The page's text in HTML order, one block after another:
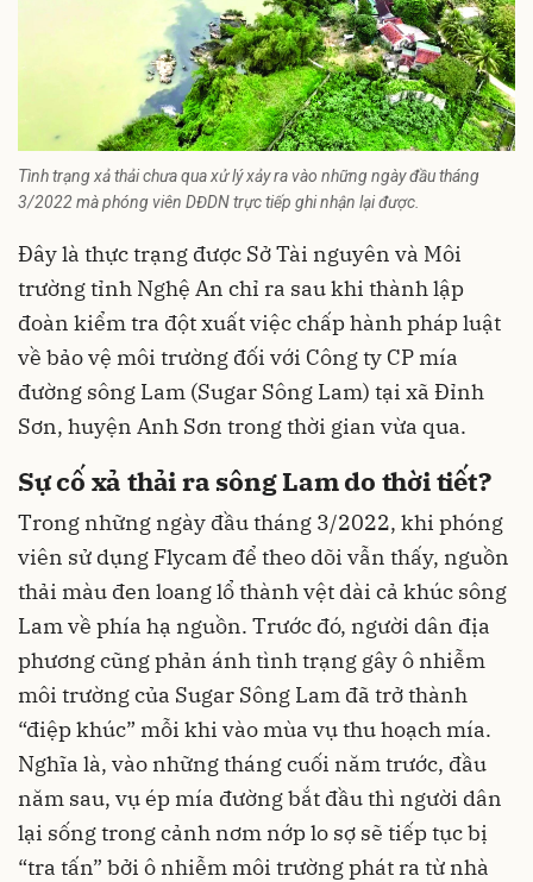
Tình trạng xả thải chưa qua xử lý xảy ra vào những ngày đầu tháng
3/2022 mà phóng viên DĐDN trực tiếp ghi nhận lại được.
Đây là thực trạng được Sở Tài nguyên và Môi
trường tỉnh Nghệ An chỉ ra sau khi thành lập
đoàn kiểm tra đột xuất việc chấp hành pháp luật
về bảo vệ môi trường đối với Công ty CP mía
đường sông Lam (Sugar Sông Lam) tại xã Đỉnh
Sơn, huyện Anh Sơn trong thời gian vừa qua.
Sự cố xả thải ra sông Lam do thời tiết?
Trong những ngày đầu tháng 3/2022, khi phóng
viên sử dụng Flycam để theo dõi vẫn thấy, nguồn
thải màu đen loang lổ thành vệt dài cả khúc sông
Lam về phía hạ nguồn. Trước đó, người dân địa
phương cũng phản ánh tình trạng gâyô nhiễm
môi trườngcủa Sugar Sông Lam đã trở thành
“điệp khúc” mỗi khi vào mùa vụ thu hoạch mía.
Nghĩa là, vào những tháng cuối năm trước, đầu
năm sau, vụ ép mía đường bắt đầu thì người dân
lại sống trong cảnh nơm nớp lo sợ sẽ tiếp tục bị
“tra tấn” bởi ô nhiễm môi trường phát ra từ nhà